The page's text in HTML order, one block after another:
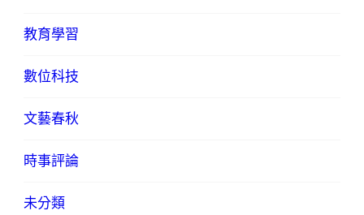
教育學習
數位科技
文藝春秋
時事評論
未分類